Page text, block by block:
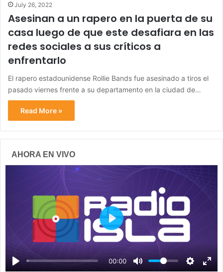
July 26, 2022
Asesinan a un rapero en la puerta de su
casa luego de que este desafiara en las
redes sociales a sus críticos a
enfrentarlo
El rapero estadounidense Rollie Bands fue asesinado a tiros el
pasado viernes frente a su departamento en la ciudad de…
Read More »
AHORA EN VIVO
00:00
P
a
y